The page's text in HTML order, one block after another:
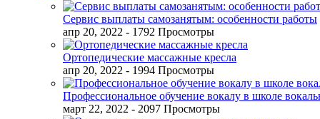
Сервис выплаты самозанятым: особенности работы
апр 20, 2022 - 1792 Просмотры
Ортопедические массажные кресла
апр 20, 2022 - 1994 Просмотры
Профессиональное обучение вокалу в школе
март 22, 2022 - 2097 Просмотры